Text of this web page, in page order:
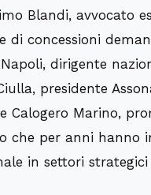
Blandi, avvocato
di concessioni
dirigente
presidente
Calogero Marino,
che per anni hanno
in settori